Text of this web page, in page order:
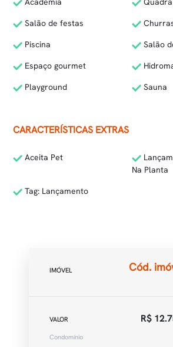
Salão de festas
Piscina
Salão
Espaço gourmet
Playground
Sauna
CARACTERÍSTICAS EXTRAS
Aceita Pet
Na Planta
Tag: Lançamento
IMÓVEL Cód.
VALOR R$
Condomínio